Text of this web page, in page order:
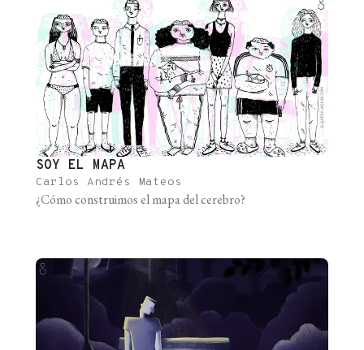
diversas sustancias presentes en el [...]
SOY EL MAPA
Carlos Andrés Mateos
¿Cómo construimos el mapa del cerebro?